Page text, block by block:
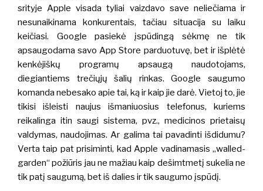
srityje Apple visada tyliai vaizdavo save neliečiama ir
nesunaikinama konkurentais, tačiau situacija su laiku
keičiasi. Google pasiekė įspūdingą sėkmę ne tik
apsaugodama savo App Store parduotuvę, bet ir išplėtė
kenkėjiškų programų apsaugą naudotojams,
diegiantiems trečiųjų šalių rinkas.
Google saugumo
komanda nebesako apie tai, ką ir kaip jie darė. Vietoj to, jie
tikisi išleisti naujus išmaniuosius telefonus, kuriems
reikalinga itin saugi sistema, pvz., medicinos prietaisų
valdymas, naudojimas. Ar galima tai pavadinti išdidumu?
Verta taip pat prisiminti, kad Apple vadinamasis „walled-
garden“ požiūris jau ne mažiau kaip dešimtmetį sukelia ne
tik patį saugumą, bet iš dalies ir tik saugumo įspūdį.